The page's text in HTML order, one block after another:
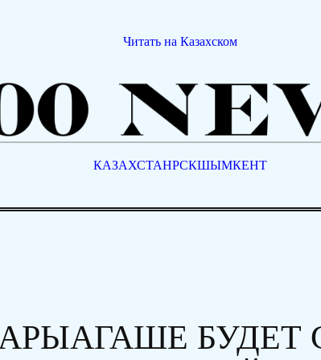
Читать на Казахском
КАЗАХСТАНРСКШЫМКЕНТ
БУДЕТ